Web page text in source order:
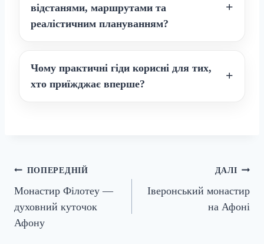
відстанями, маршрутами та
реалістичним плануванням?
Чому практичні гіди корисні для тих,
хто приїжджає вперше?
Навігація
записів
ПОПЕРЕДНІЙ
Монастир Філотеу —
духовний куточок
Афону
ДАЛІ
Іверонський монастир
на Афоні